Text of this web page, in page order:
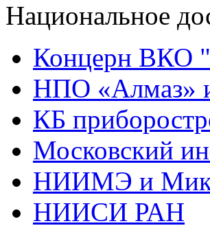
Национальное
Концерн ВКО
НПО «Алмаз»
КБ
Московский
НИИМЭ и
НИИСИ РАН